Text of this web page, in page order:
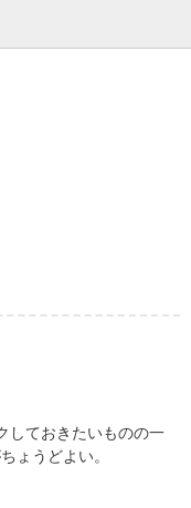
しておきたいものの一
ょうどよい。